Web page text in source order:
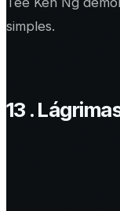
simples.
13 .